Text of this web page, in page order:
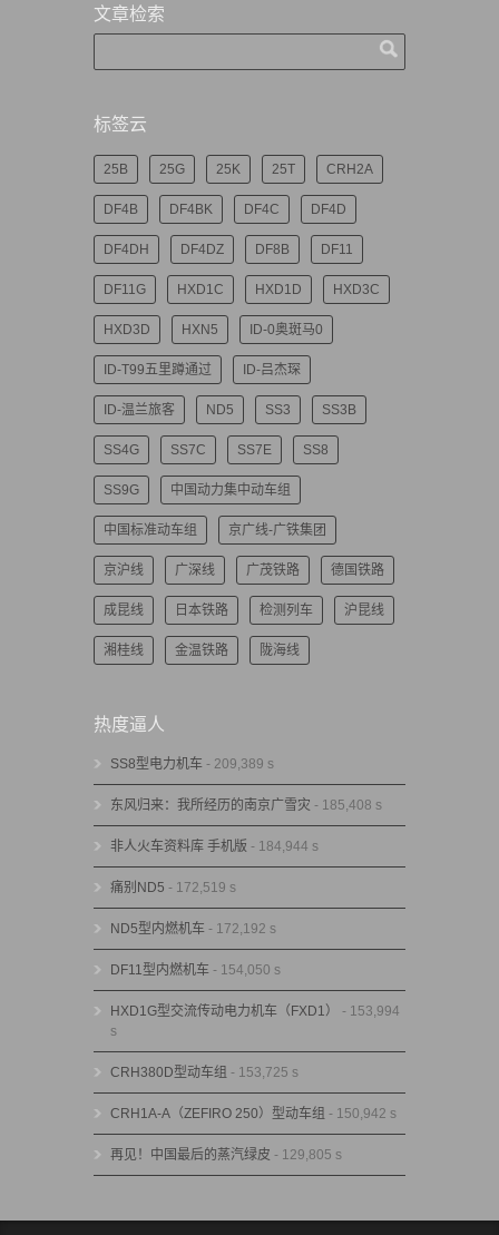
文章检索
标签云
25B 25G 25K 25T CRH2A
DF4B DF4BK DF4C DF4D
DF4DH DF4DZ DF8B DF11
DF11G HXD1C HXD1D HXD3C
HXD3D HXN5 ID-0奥斑马0
ID-T99五里蹲通过 ID-吕杰琛
ID-温兰旅客 ND5 SS3 SS3B
SS4G SS7C SS7E SS8
SS9G 中国动力集中动车组
中国标准动车组 京广线-广铁集团
京沪线 广深线 广茂铁路 德国铁路
成昆线 日本铁路 检测列车 沪昆线
湘桂线 金温铁路 陇海线
热度逼人
SS8型电力机车 - 209,389 s
东风归来：我所经历的南京广雪灾 - 185,408 s
非人火车资料库 手机版 - 184,944 s
痛别ND5 - 172,519 s
ND5型内燃机车 - 172,192 s
DF11型内燃机车 - 154,050 s
HXD1G型交流传动电力机车（FXD1）
- 153,994
s
CRH380D型动车组 - 153,725 s
CRH1A-A（ZEFIRO 250）型动车组 - 150,942 s
再见！中国最后的蒸汽绿皮 - 129,805 s